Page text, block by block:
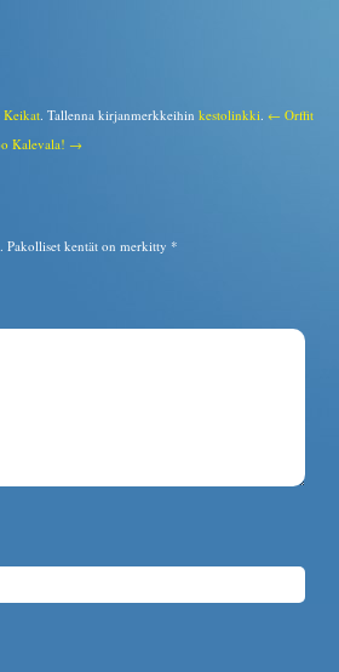
Keikat . Tallenna kirjanmerkkeihin kestolinkki ← Orffit
Kalevala! →
Pakolliset kentät on merkitty *